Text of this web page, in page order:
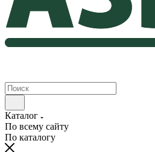
Каталог
По всему сайту
По каталогу